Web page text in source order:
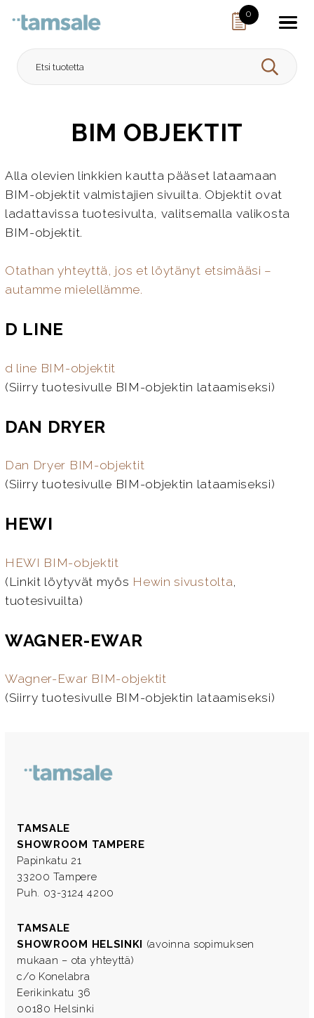
0
HAE
BIM OBJEKTIT
Alla olevien linkkien kautta pääset lataamaan
BIM-objektit valmistajien sivuilta. Objektit ovat
ladattavissa tuotesivulta, valitsemalla valikosta
BIM-objektit.
Otathan yhteyttä, jos et löytänyt etsimääsi –
autamme mielellämme.
D LINE
d line BIM-objektit
(Siirry tuotesivulle BIM-objektin lataamiseksi)
DAN DRYER
Dan Dryer BIM-objektit
(Siirry tuotesivulle BIM-objektin lataamiseksi)
HEWI
HEWI BIM-objektit
(Linkit löytyvät myös Hewin sivustolta,
tuotesivuilta)
WAGNER-EWAR
Wagner-Ewar BIM-objektit
(Siirry tuotesivulle BIM-objektin lataamiseksi)
TAMSALE
SHOWROOM TAMPERE
Papinkatu 21
33200 Tampere
Puh. 03-3124 4200
TAMSALE
SHOWROOM HELSINKI (avoinna sopimuksen
mukaan – ota yhteyttä)
c/o Konelabra
Eerikinkatu 36
00180 Helsinki